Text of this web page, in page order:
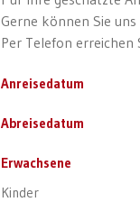
Gerne können Sie
Per Telefon
Anreisedatum
Abreisedatum
Erwachsene
Kinder